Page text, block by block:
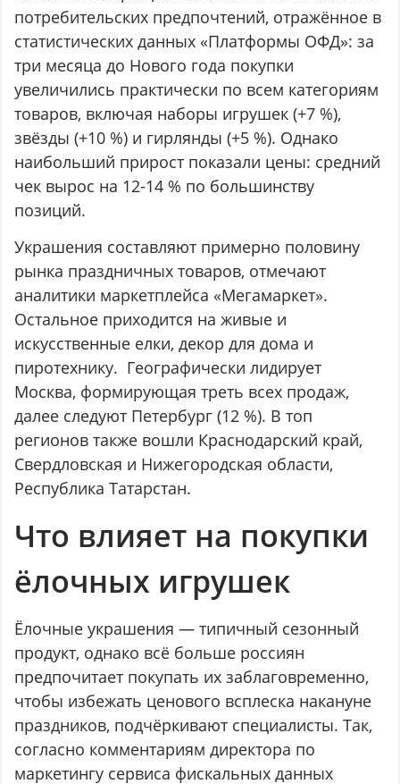
потребительских предпочтений, отражённое в
статистических данных «Платформы ОФД»: за
три месяца до Нового года покупки
увеличились практически по всем категориям
товаров, включая наборы игрушек (+7 %),
звёзды (+10 %) и гирлянды (+5 %). Однако
наибольший прирост показали цены: средний
чек вырос на 12-14 % по большинству
позиций.
Украшения составляют примерно половину
рынка праздничных товаров, отмечают
аналитики маркетплейса «Мегамаркет».
Остальное приходится на живые и
искусственные елки, декор для дома и
пиротехнику. Географически лидирует
Москва, формирующая треть всех продаж,
далее следуют Петербург (12 %). В топ
регионов также вошли Краснодарский край,
Свердловская и Нижегородская области,
Республика Татарстан.
Что влияет на покупки
ёлочных игрушек
Ёлочные украшения — типичный сезонный
продукт, однако всё больше россиян
предпочитает покупать их заблаговременно,
чтобы избежать ценового всплеска накануне
праздников, подчёркивают специалисты. Так,
согласно комментариям директора по
маркетингу сервиса фискальных данных